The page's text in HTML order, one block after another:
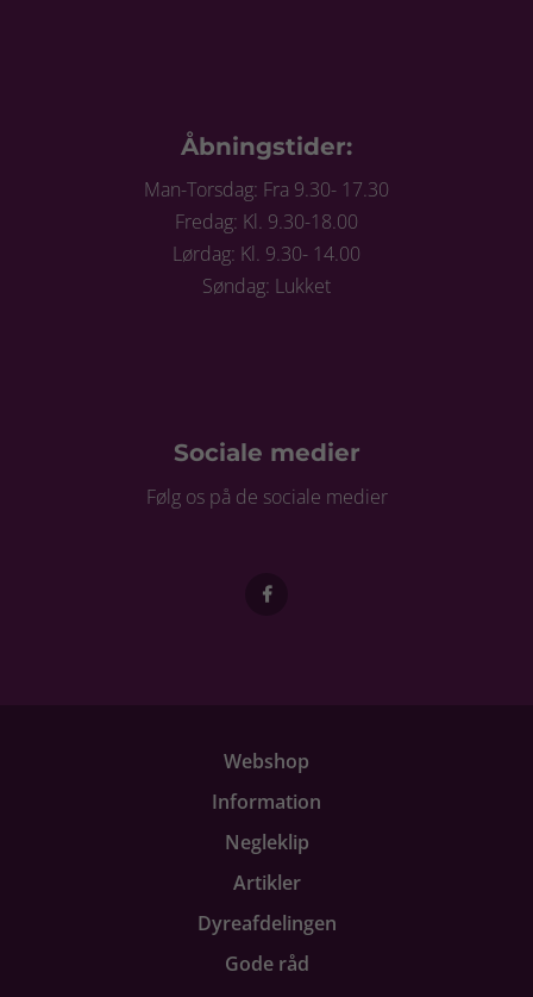
Åbningstider:
Man-Torsdag: Fra 9.30- 17.30
Fredag: Kl. 9.30-18.00
Lørdag: Kl. 9.30- 14.00
Søndag: Lukket
Sociale medier
Følg os på de sociale medier
Webshop
Information
Negleklip
Artikler
Dyreafdelingen
Gode råd